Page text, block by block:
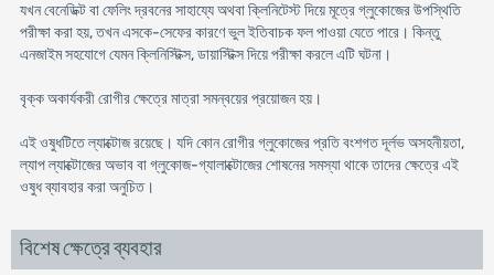
যখন বেনেডিক্ট বা ফেলিং দ্রবনের সাহায্যে অথবা ক্লিনিটেস্ট দিয়ে মূত্রে গ্লুকোজের উপস্থিতি
পরীক্ষা করা হয়, তখন এসকে-সেফের কারণে ভুল ইতিবাচক ফল পাওয়া যেতে পারে। কিন্তু
এনজাইম সহযােগে যেমন ক্লিনিস্টিক্স, ডায়াস্টিক্স দিয়ে পরীক্ষা করলে এটি ঘটনা।
বৃক্ক অকার্যকরী রােগীর ক্ষেত্রে মাত্রা সমন্বয়ের প্রয়ােজন হয়।
এই ওষুধটিতে ল্যাক্টোজ রয়েছে। যদি কোন রােগীর গ্লুকোজের প্রতি বংশগত দূর্লভ অসহনীয়তা,
ল্যাপ ল্যাক্টোজের অভাব বা গ্লুকোজ-গ্যালাক্টোজের শােষনের সমস্যা থাকে তাদের ক্ষেত্রে এই
ওষুধ ব্যাবহার করা অনুচিত।
বিশেষ ক্ষেত্রে ব্যবহার